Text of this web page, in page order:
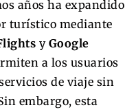
años ha expandido
turístico mediante
y Google
a los usuarios
de viaje sin
embargo, esta